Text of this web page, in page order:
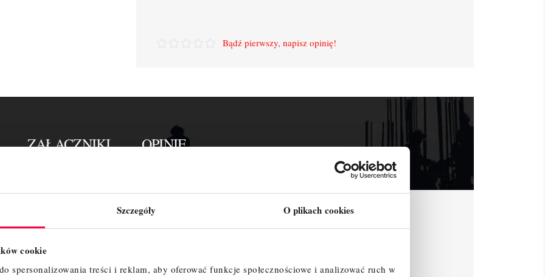
Szczegóły O plikach cookies
cookie
spersonalizowania treści i reklam, aby oferować funkcje społecznościowe i analizować ruch w
Bądź pierwszy, napisz opinię!
ZAŁĄCZNIKI OPINIE